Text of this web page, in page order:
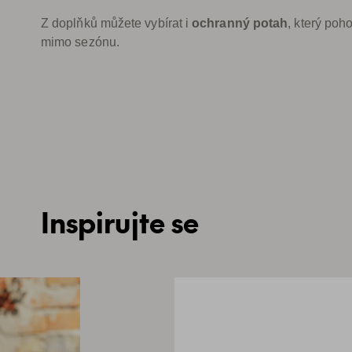
Z doplňků můžete vybírat iochranný potah, který
mimo sezónu.
Inspirujte se